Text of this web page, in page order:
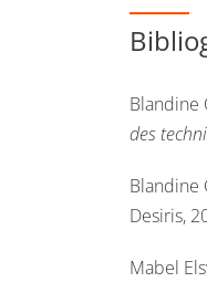
Blandine
des
Blandine
Desiris,
Mabel